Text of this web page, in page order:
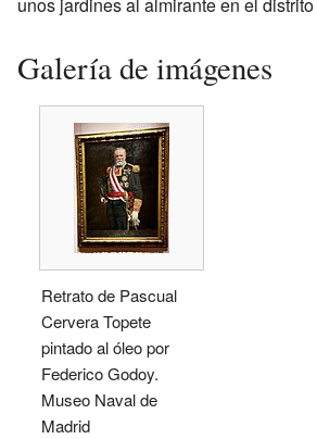
Galería de imágenes
Retrato de Pascual
Cervera Topete
pintado al óleo por
Federico Godoy.
Museo Naval de
Madrid